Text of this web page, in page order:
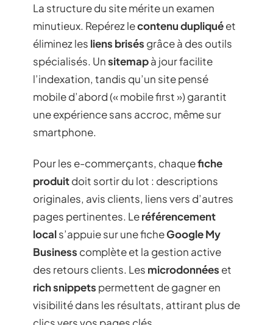
La structure du site mérite un examen
minutieux. Repérez lecontenu dupliquéet
éliminez les liens brisés grâce à des outils
spécialisés. Unsitemapà jour facilite
l’indexation, tandis qu’un site pensé
mobile d’abord (« mobile first ») garantit
une expérience sans accroc, même sur
smartphone.
Pour les e-commerçants, chaquefiche
produitdoit sortir du lot : descriptions
originales, avis clients, liens vers d’autres
pages pertinentes. Leréférencement
locals’appuie sur une ficheGoogle My
Business complète et la gestion active
des retours clients. Les microdonnées et
rich snippets permettent de gagner en
visibilité dans les résultats, attirant plus de